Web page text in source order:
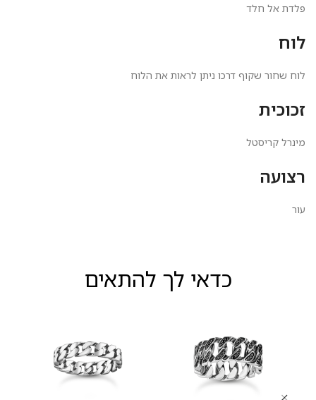
פלדת אל חלד
לוח
לוח שחור שקוף דרכו ניתן לראות את הלוח
זכוכית
מינרל קריסטל
רצועה
עור
כדאי לך להתאים